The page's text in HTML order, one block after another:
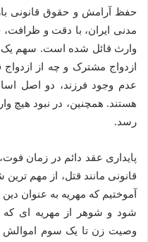
حفظ آرامش و حقوق قانونی
مدنی ایران، با دقت و ظرافت،
وارث قائل شده است. سهم یک
ازدواج مشترک و چه از
عدم وجود فرزند، دو اصل
هستند. همچنین، در نبود هیچ
رسد.
پایداری عقد دائم در زمان
قانونی مانند قتل، از مهم
آموختیم که مهریه به عنوان
شود و شوهر از مهریه ای که
وصیت زن تا یک سوم اموالش